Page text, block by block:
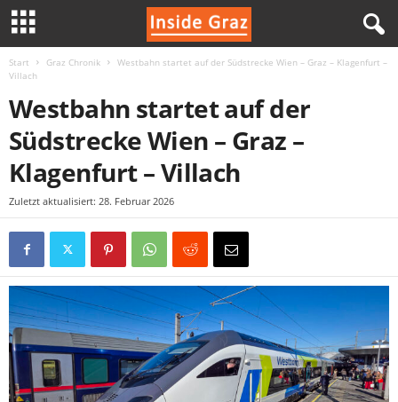
Start Graz Chronik
Westbahn startet auf der Südstrecke Wien – Graz – Klagenfurt –
Villach
Westbahn startet auf der
Südstrecke Wien – Graz –
Klagenfurt – Villach
Zuletzt aktualisiert: 28. Februar 2026